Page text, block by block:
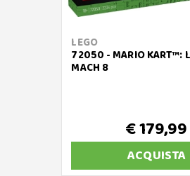
LEGO
72050 - MARIO KART™:
MACH 8
€ 179,99
ACQUISTA